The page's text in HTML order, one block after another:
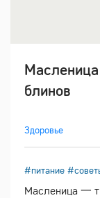
блинов
Здоровье
#питание
Масленица 一